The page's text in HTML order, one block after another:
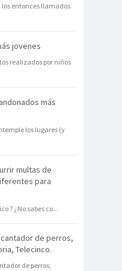
los entonces llamados
jovenes
realizados por niños
más
los lugares (y
multas de
para
? ¿No sabes co...
de perros,
Telecinco.
de perros,